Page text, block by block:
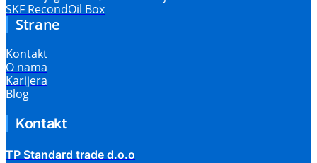
SKF RecondOil Box
Strane
Kontakt
O nama
Karijera
Blog
Kontakt
TP Standard trade d.o.o